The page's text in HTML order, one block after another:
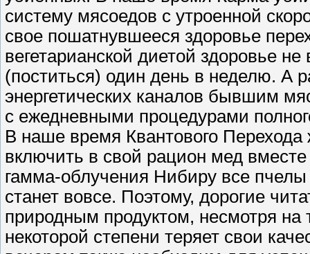
систему мясоедов с утроенной
свое пошатнувшееся здоровье
вегетарианской диетой здоровье
(поститься) один день в неделю. А
энергетических каналов бывшим
с ежедневными процедурами
В наше время Квантового Перехода
включить в свой рацион мед
гамма-облучения Нибиру все
станет вовсе. Поэтому, дорогие
природным продуктом, несмотря на
некоторой степени теряет свои